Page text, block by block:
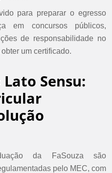
para preparar o egresso
em concursos públicos,
de responsabilidade no
um certificado.
Sensu:
da FaSouza são
pelo MEC, com